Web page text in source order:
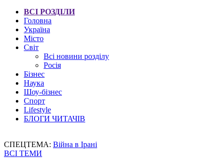
ВСІ РОЗДІЛИ
Головна
Україна
Місто
Світ
Всі новини розділу
Росія
Бізнес
Наука
Шоу-бізнес
Спорт
Lifestyle
БЛОГИ ЧИТАЧІВ
СПЕЦТЕМА: Війна в Ірані
ВСІ ТЕМИ